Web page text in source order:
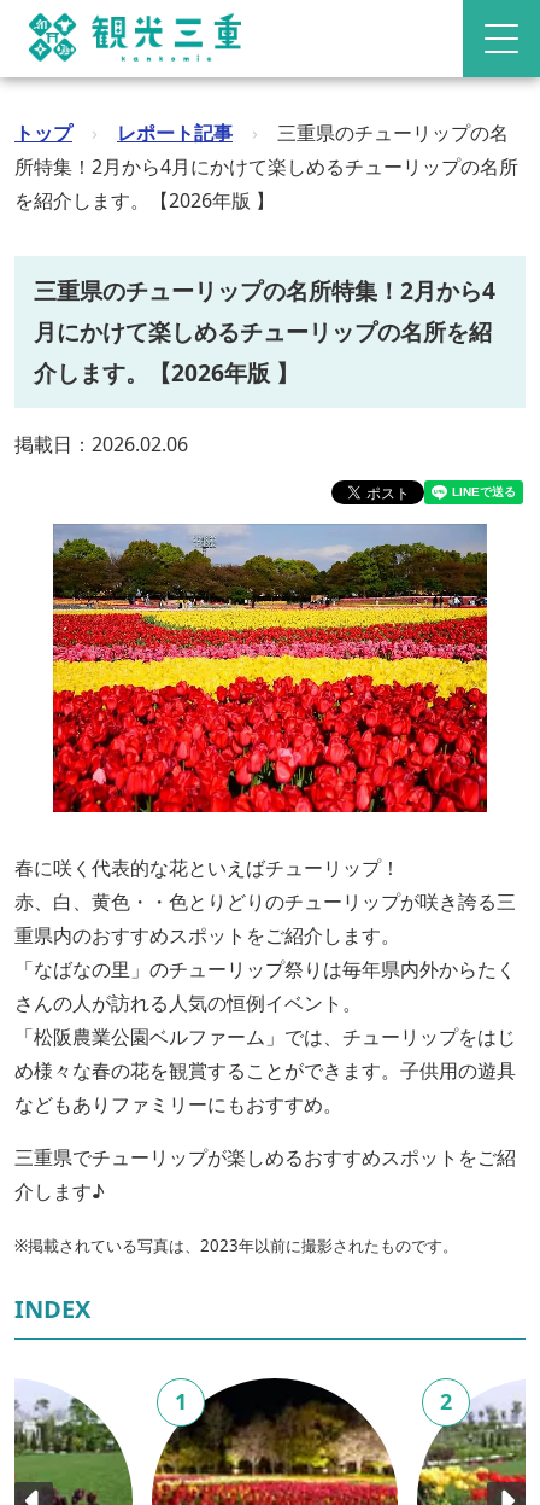
トップ › レポート記事 ›
三重県のチューリップの名
所特集！2月から4月にかけて楽しめるチューリップの名所
を紹介します。【2026年版 】
三重県のチューリップの名所特集！2月から4
月にかけて楽しめるチューリップの名所を紹
介します。【2026年版 】
掲載日：2026.02.06
春に咲く代表的な花といえばチューリップ！
赤、白、黄色・・色とりどりのチューリップが咲き誇る三
重県内のおすすめスポットをご紹介します。
「なばなの里」のチューリップ祭りは毎年県内外からたく
さんの人が訪れる人気の恒例イベント。
「松阪農業公園ベルファーム」では、チューリップをはじ
め様々な春の花を観賞することができます。子供用の遊具
などもありファミリーにもおすすめ。
三重県でチューリップが楽しめるおすすめスポットをご紹
介します♪
※掲載されている写真は、2023年以前に撮影されたものです。
INDEX
1 2